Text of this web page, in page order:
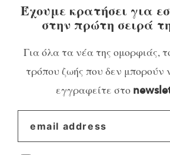
Έχουμε κρατήσει για
στην πρώτη σειρά
Για όλα τα νέα της ομορφιάς,
τρόπου ζωής που δεν μπορούν
εγγραφείτε στο